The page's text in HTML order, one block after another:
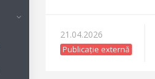
21.04.2026
Publicație externă